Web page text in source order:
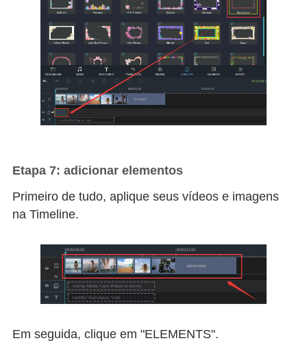
Etapa 7: adicionar elementos
Primeiro de tudo, aplique seus vídeos e imagens
na Timeline.
Em seguida, clique em "ELEMENTS".